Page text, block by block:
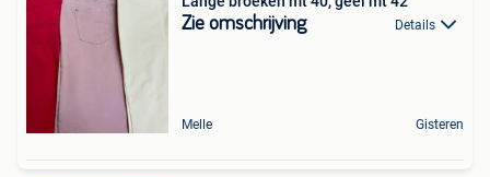
Zie omschrijving Details
Melle Gisteren